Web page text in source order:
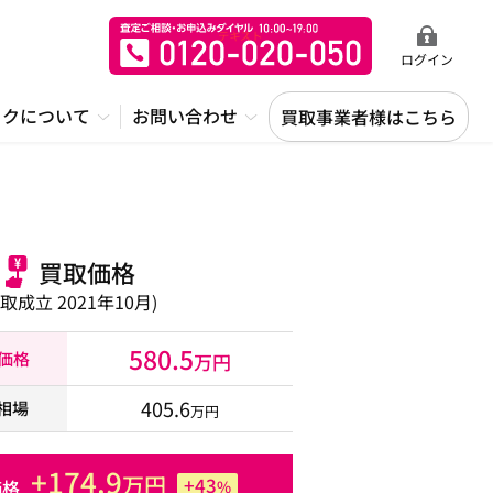
ログイン
について お問い合わせ 買取事業者様はこちら
買取価格
成立 2021年10月)
格 580.5万円
場 405.6万円
+174.9万円 +43%